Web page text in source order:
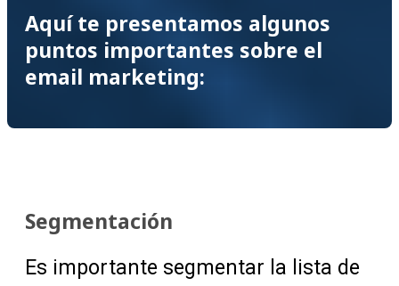
Aquí te presentamos algunos
puntos importantes sobre el
email marketing:
Segmentación
Es importante segmentar la lista de